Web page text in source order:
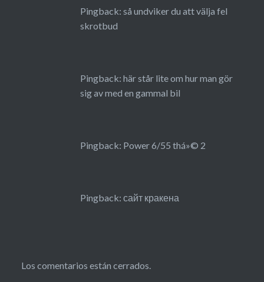
Pingback: så undviker du att välja fel
skrotbud
Pingback: här står lite om hur man gör
sig av med en gammal bil
Pingback: Power 6/55 thá»© 2
Pingback: сайт кракена
Los comentarios están cerrados.